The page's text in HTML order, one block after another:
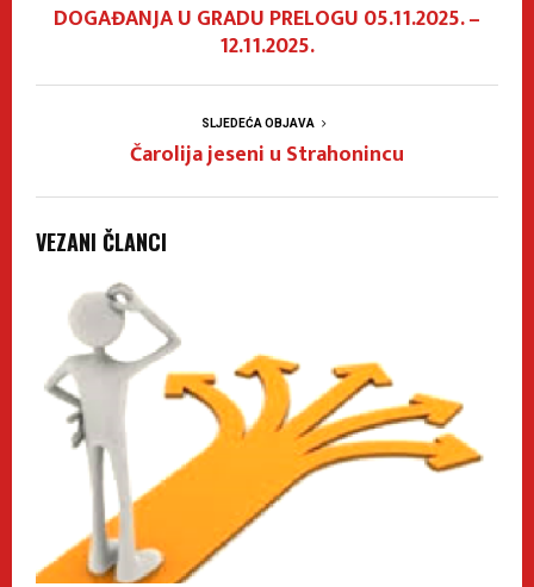
DOGAĐANJA U GRADU PRELOGU 05.11.2025. –
12.11.2025.
SLJEDEĆA OBJAVA
Čarolija jeseni u Strahonincu
VEZANI ČLANCI